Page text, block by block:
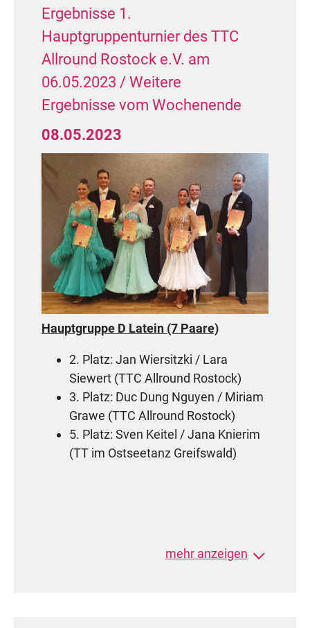
Ergebnisse 1.
Hauptgruppenturnier des TTC
Allround Rostock e.V. am
06.05.2023 / Weitere
Ergebnisse vom Wochenende
08.05.2023
Hauptgruppe D Latein (7 Paare)
2. Platz: Jan Wiersitzki / Lara
Siewert (TTC Allround Rostock)
3. Platz: Duc Dung Nguyen / Miriam
Grawe (TTC Allround Rostock)
5. Platz: Sven Keitel / Jana Knierim
(TT im Ostseetanz Greifswald)
Hauptgruppe C Latein (7 Paare)
mehr anzeigen